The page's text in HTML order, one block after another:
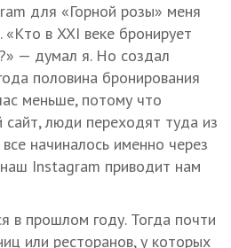
для «Горной розы» меня
«Кто в XXI веке бронирует
— думал я. Но создал
половина бронирования
меньше, потому что
люди переходят туда из
начиналось именно через
Instagram приводит нам
в прошлом году. Тогда почти
или ресторанов, у которых